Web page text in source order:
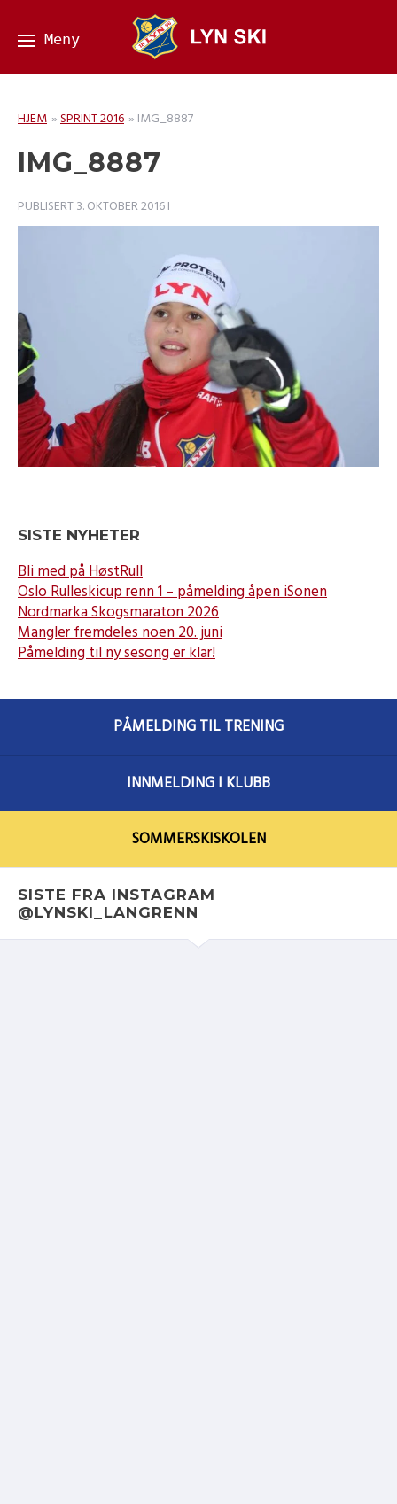
HJEM »SPRINT 2016 » IMG_8887
IMG_8887
PUBLISERT3. OKTOBER 2016I
SISTE NYHETER
Bli med på HøstRull
Oslo Rulleskicup renn 1 – påmelding åpen iSonen
Nordmarka Skogsmaraton 2026
Mangler fremdeles noen 20. juni
Påmelding til ny sesong er klar!
PÅMELDING TIL TRENING
INNMELDING I KLUBB
SOMMERSKISKOLEN
SISTE FRA INSTAGRAM
@LYNSKI_LANGRENN